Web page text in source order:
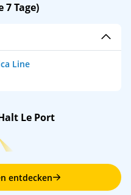
Tage)
Line
Le Port
entdecken